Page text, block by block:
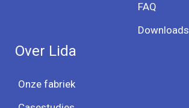
FAQ
Downloads
Over Lida
Onze fabriek